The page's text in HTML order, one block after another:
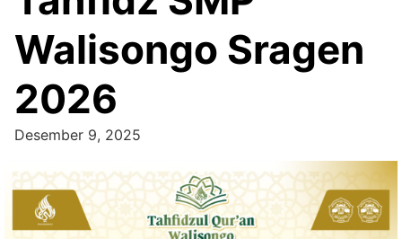
Walisongo Sragen
2026
Desember 9, 2025